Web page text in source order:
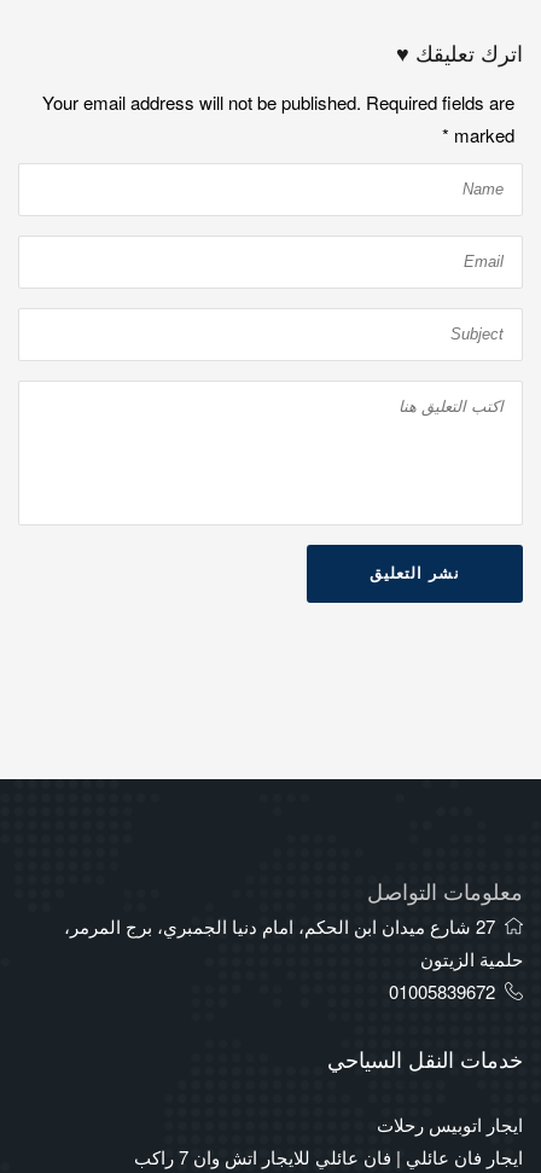
اترك تعليقك ♥
Your email address will not be published. Required fields are
marked
*
نشر التعليق
معلومات التواصل
27 شارع ميدان ابن الحكم، امام دنيا الجمبري، برج المرمر،
حلمية الزيتون
01005839672
خدمات النقل السياحي
ايجار اتوبيس رحلات
ايجار فان عائلي | فان عائلي للايجار اتش وان 7 راكب